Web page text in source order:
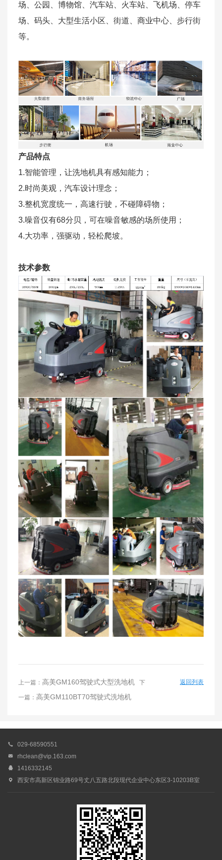
场、公园、博物馆、汽车站、火车站、飞机场、停车
场、码头、大型生活小区、街道、商业中心、步行街
等。
产品特点
1.智能管理，让洗地机具有感知能力；
2.时尚美观，汽车设计理念；
3.整机宽度统一，高速行驶，不碰障碍物；
3.噪音仅有68分贝，可在噪音敏感的场所使用；
4.大功率，强驱动，轻松爬坡。
技术参数
上一篇： 高美GM160驾驶式大型洗地机 下
一篇： 高美GM110BT70驾驶式洗地机
返回列表
 029-68590551
 rhclean@vip.163.com
 1416332145
 西安市高新区锦业路69号丈八五路北段现代企业中心东区3-10203B室